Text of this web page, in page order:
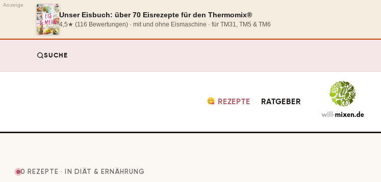
Anzeige
Unser Eisbuch: über 70 Eisrezepte für den Thermomix®
4,5★ (116 Bewertungen) · mit und ohne Eismaschine · für TM31, TM5 & TM6
SUCHE
REZEPTE RATGEBER
0 REZEPTE · IN DIÄT & ERNÄHRUNG